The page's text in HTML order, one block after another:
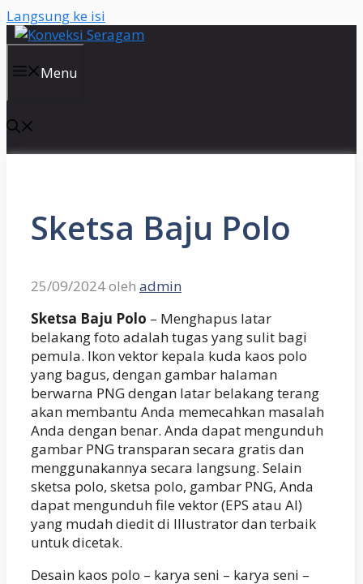
Langsung ke isi
Menu
Sketsa Baju Polo
25/09/2024oleh admin
Sketsa Baju Polo – Menghapus latar
belakang foto adalah tugas yang sulit bagi
pemula. Ikon vektor kepala kuda kaos polo
yang bagus, dengan gambar halaman
berwarna PNG dengan latar belakang terang
akan membantu Anda memecahkan masalah
Anda dengan benar. Anda dapat mengunduh
gambar PNG transparan secara gratis dan
menggunakannya secara langsung. Selain
sketsa polo, sketsa polo, gambar PNG, Anda
dapat mengunduh file vektor (EPS atau AI)
yang mudah diedit di Illustrator dan terbaik
untuk dicetak.
Desain kaos polo – karya seni – karya seni –